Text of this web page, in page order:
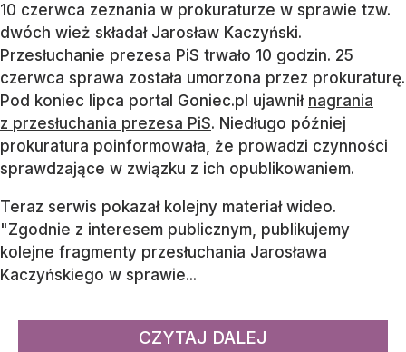
10 czerwca zeznania w prokuraturze w sprawie tzw.
dwóch wież składał Jarosław Kaczyński.
Przesłuchanie prezesa PiS trwało 10 godzin. 25
czerwca sprawa została umorzona przez prokuraturę.
Pod koniec lipca portal Goniec.pl ujawnił nagrania
z przesłuchania prezesa PiS. Niedługo później
prokuratura poinformowała, że prowadzi czynności
sprawdzające w związku z ich opublikowaniem.
Teraz serwis pokazał kolejny materiał wideo.
"Zgodnie z interesem publicznym, publikujemy
kolejne fragmenty przesłuchania Jarosława
Kaczyńskiego w sprawie...
CZYTAJ DALEJ